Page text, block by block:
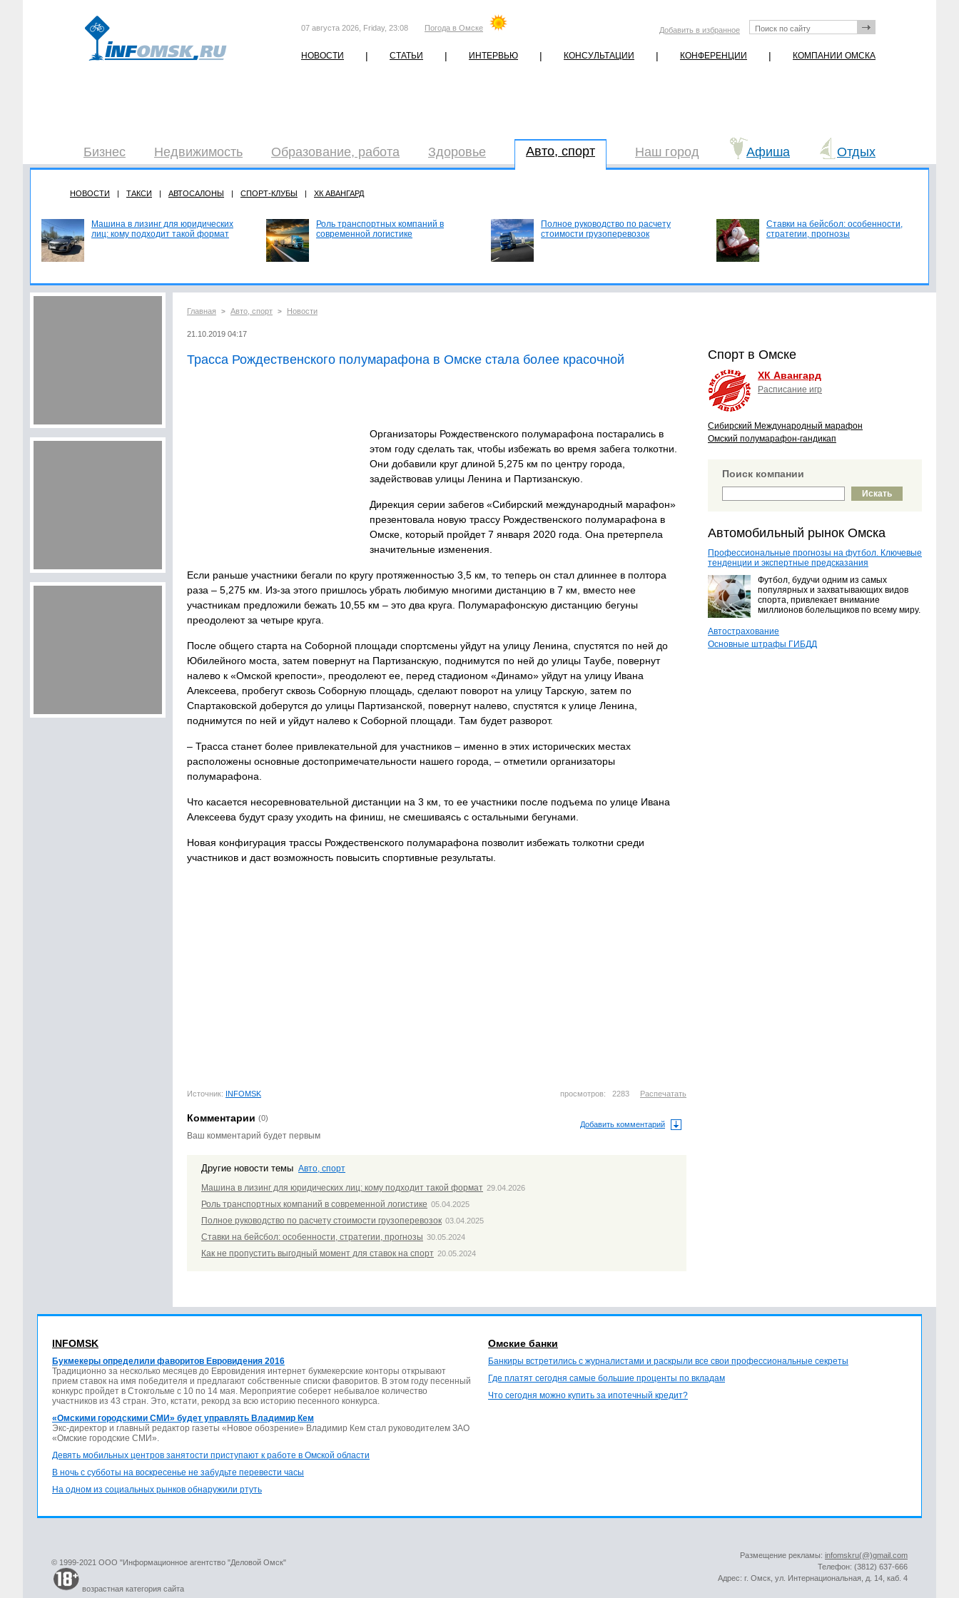
07 августа 2026, Friday, 23:08 Погода в Омске Добавить в избранное
НОВОСТИ | СТАТЬИ | ИНТЕРВЬЮ | КОНСУЛЬТАЦИИ | КОНФЕРЕНЦИИ | КОМПАНИИ ОМСКА
Бизнес Недвижимость Образование, работа Здоровье Авто, спорт Наш город Афиша Отдых
НОВОСТИ | ТАКСИ | АВТОСАЛОНЫ | СПОРТ-КЛУБЫ | ХК АВАНГАРД
Машина в лизинг для юридических
лиц: кому подходит такой формат
Роль транспортных компаний в
современной логистике
Полное руководство по расчету
стоимости грузоперевозок
Ставки на бейсбол: особенности,
стратегии, прогнозы
Главная > Авто, спорт > Новости
21.10.2019 04:17
Трасса Рождественского полумарафона в Омске стала более красочной
Организаторы Рождественского полумарафона постарались в
этом году сделать так, чтобы избежать во время забега толкотни.
Они добавили круг длиной 5,275 км по центру города,
задействовав улицы Ленина и Партизанскую.
Дирекция серии забегов «Сибирский международный марафон»
презентовала новую трассу Рождественского полумарафона в
Омске, который пройдет 7 января 2020 года. Она претерпела
значительные изменения.
Если раньше участники бегали по кругу протяженностью 3,5 км, то теперь он стал длиннее в полтора
раза – 5,275 км. Из-за этого пришлось убрать любимую многими дистанцию в 7 км, вместо нее
участникам предложили бежать 10,55 км – это два круга. Полумарафонскую дистанцию бегуны
преодолеют за четыре круга.
После общего старта на Соборной площади спортсмены уйдут на улицу Ленина, спустятся по ней до
Юбилейного моста, затем повернут на Партизанскую, поднимутся по ней до улицы Таубе, повернут
налево к «Омской крепости», преодолеют ее, перед стадионом «Динамо» уйдут на улицу Ивана
Алексеева, пробегут сквозь Соборную площадь, сделают поворот на улицу Тарскую, затем по
Спартаковской доберутся до улицы Партизанской, повернут налево, спустятся к улице Ленина,
поднимутся по ней и уйдут налево к Соборной площади. Там будет разворот.
– Трасса станет более привлекательной для участников – именно в этих исторических местах
расположены основные достопримечательности нашего города, – отметили организаторы
полумарафона.
Что касается несоревновательной дистанции на 3 км, то ее участники после подъема по улице Ивана
Алексеева будут сразу уходить на финиш, не смешиваясь с остальными бегунами.
Новая конфигурация трассы Рождественского полумарафона позволит избежать толкотни среди
участников и даст возможность повысить спортивные результаты.
просмотров: 2283 Распечатать
Источник: INFOMSK
Добавить комментарий
Комментарии (0)
Ваш комментарий будет первым
Другие новости темы Авто, спорт
Машина в лизинг для юридических лиц: кому подходит такой формат 29.04.2026
Роль транспортных компаний в современной логистике 05.04.2025
Полное руководство по расчету стоимости грузоперевозок 03.04.2025
Ставки на бейсбол: особенности, стратегии, прогнозы 30.05.2024
Как не пропустить выгодный момент для ставок на спорт 20.05.2024
Спорт в Омске
ХК Авангард
Расписание игр
Сибирский Международный марафон
Омский полумарафон-гандикап
Поиск компании
Автомобильный рынок Омска
Профессиональные прогнозы на футбол. Ключевые
тенденции и экспертные предсказания
Футбол, будучи одним из самых
популярных и захватывающих видов
спорта, привлекает внимание
миллионов болельщиков по всему миру.
Автострахование
Основные штрафы ГИБДД
INFOMSK
Букмекеры определили фаворитов Евровидения 2016
Традиционно за несколько месяцев до Евровидения интернет букмекерские конторы открывают
прием ставок на имя победителя и предлагают собственные списки фаворитов. В этом году песенный
конкурс пройдет в Стокгольме с 10 по 14 мая. Мероприятие соберет небывалое количество
участников из 43 стран. Это, кстати, рекорд за всю историю песенного конкурса.
«Омскими городскими СМИ» будет управлять Владимир Кем
Экс-директор и главный редактор газеты «Новое обозрение» Владимир Кем стал руководителем ЗАО
«Омские городские СМИ».
Девять мобильных центров занятости приступают к работе в Омской области
В ночь с субботы на воскресенье не забудьте перевести часы
На одном из социальных рынков обнаружили ртуть
Омские банки
Банкиры встретились с журналистами и раскрыли все свои профессиональные секреты
Где платят сегодня самые большие проценты по вкладам
Что сегодня можно купить за ипотечный кредит?
© 1999-2021 ООО "Информационное агентство "Деловой Омск"
возрастная категория сайта
Размещение рекламы: infomskru(@)gmail.com
Телефон: (3812) 637-666
Адрес: г. Омск, ул. Интернациональная, д. 14, каб. 4